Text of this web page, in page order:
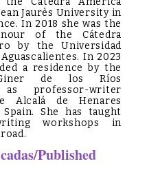
Jaurès University in
In 2018 she was the
of the Cátedra
by the Universidad
In 2023
a residence by the
de los Ríos
as professor-writer
Alcalá de Henares
She has taught
workshops in
Published